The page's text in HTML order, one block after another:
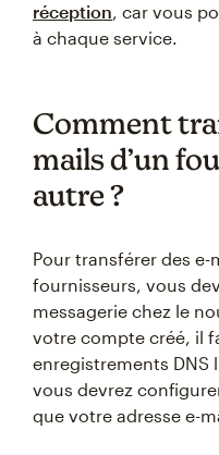
réception, car vous
à chaque service.
Comment
mails d’un
autre ?
Pour transférer des
fournisseurs, vous
messagerie chez le
votre compte créé, il
enregistrements DNS
vous devrez
que votre adresse e-